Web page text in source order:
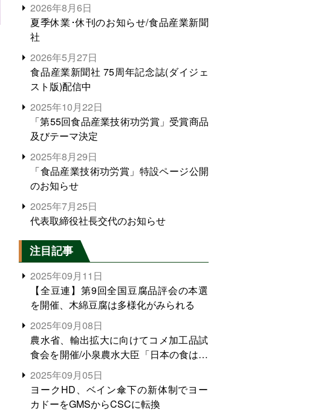
2026年8月6日
夏季休業･休刊のお知らせ/食品産業新聞
社
2026年5月27日
食品産業新聞社 75周年記念誌(ダイジェ
スト版)配信中
2025年10月22日
「第55回食品産業技術功労賞」受賞商品
及びテーマ決定
2025年8月29日
「食品産業技術功労賞」特設ページ公開
のお知らせ
2025年7月25日
代表取締役社長交代のお知らせ
注目記事
2025年09月11日
【全豆連】第9回全国豆腐品評会の本選
を開催、木綿豆腐は多様化がみられる
2025年09月08日
農水省、輸出拡大に向けてコメ加工品試
食会を開催/小泉農水大臣「日本の食は世
界でトップをとれる。米増産に向けて、
米輸出需要の拡大を」
2025年09月05日
ヨークHD、ベイン傘下の新体制でヨー
カドーをGMSからCSCに転換